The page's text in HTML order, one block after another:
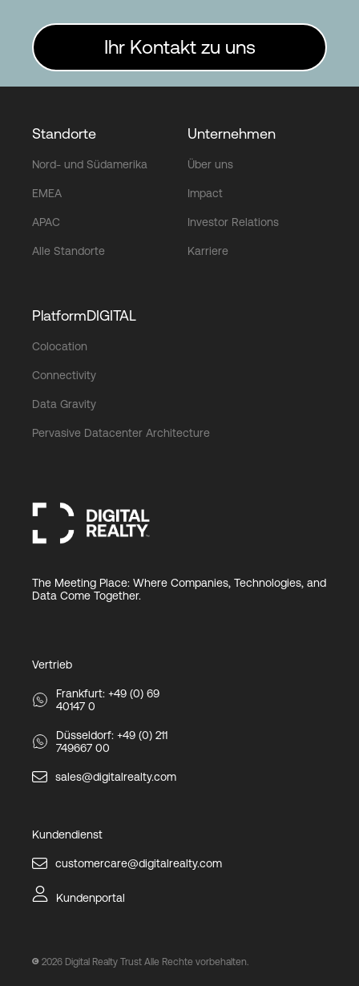
Ihr Kontakt zu uns
Standorte
Nord- und Südamerika
EMEA
APAC
Alle Standorte
Unternehmen
Über uns
Impact
Investor Relations
Karriere
PlatformDIGITAL
Colocation
Connectivity
Data Gravity
Pervasive Datacenter Architecture
The Meeting Place: Where Companies, Technologies, and
Data Come Together.
Vertrieb
Frankfurt: +49 (0) 69
40147 0
Düsseldorf: +49 (0) 211
749667 00
sales@digitalrealty.com
Kundendienst
customercare@digitalrealty.com
Kundenportal
2026 Digital Realty Trust Alle Rechte vorbehalten.